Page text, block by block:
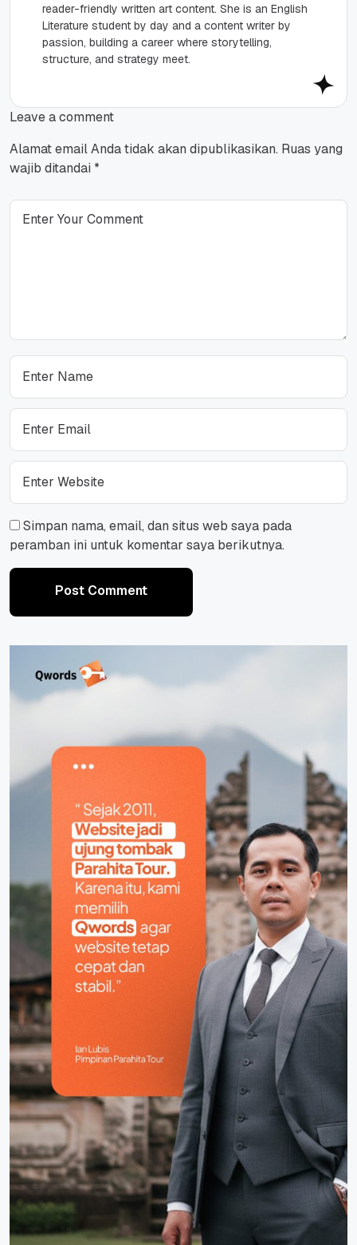
reader-friendly written art content. She is an English
Literature student by day and a content writer by
passion, building a career where storytelling,
structure, and strategy meet.
Leave a comment
Alamat email Anda tidak akan dipublikasikan. Ruas yang
wajib ditandai *
Simpan nama, email, dan situs web saya pada
peramban ini untuk komentar saya berikutnya.
Post Comment